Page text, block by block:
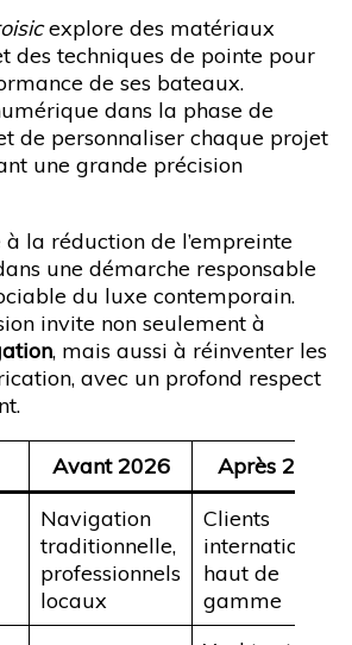
explore des matériaux
des techniques de pointe pour
de ses bateaux.
dans la phase de
de personnaliser chaque projet
une grande précision
à la réduction de l’empreinte
une démarche responsable
du luxe contemporain.
invite non seulement à
, mais aussi à réinventer les
avec un profond respect
Avant 2026 Après 2026
Navigation
traditionnelle,
professionnels
locaux
Clients
internationaux
haut de
gamme